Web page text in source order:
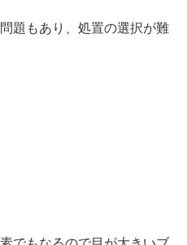
題もあり、処置の選択が難